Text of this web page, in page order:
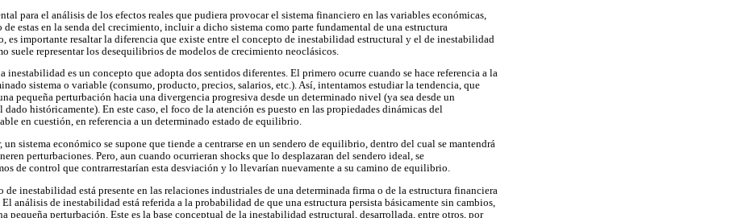
para el análisis de los efectos reales que pudiera provocar el sistema financiero en las variables económicas,
de estas en la senda del crecimiento, incluir a dicho sistema como parte fundamental de una estructura
es importante resaltar la diferencia que existe entre el concepto de inestabilidad estructural y el de inestabilidad
suele representar los desequilibrios de modelos de crecimiento neoclásicos.
inestabilidad es un concepto que adopta dos sentidos diferentes. El primero ocurre cuando se hace referencia a la
sistema o variable (consumo, producto, precios, salarios, etc.). Así, intentamos estudiar la tendencia, que
pequeña perturbación hacia una divergencia progresiva desde un determinado nivel (ya sea desde un
históricamente). En este caso, el foco de la atención es puesto en las propiedades dinámicas del
en cuestión, en referencia a un determinado estado de equilibrio.
sistema económico se supone que tiende a centrarse en un sendero de equilibrio, dentro del cual se mantendrá
perturbaciones. Pero, aun cuando ocurrieran shocks que lo desplazaran del sendero ideal, se
de control que contrarrestarían esta desviación y lo llevarían nuevamente a su camino de equilibrio.
de inestabilidad está presente en las relaciones industriales de una determinada firma o de la estructura financiera
análisis de inestabilidad está referida a la probabilidad de que una estructura persista básicamente sin cambios,
pequeña perturbación. Este es la base conceptual de la inestabilidad estructural, desarrollada, entre otros, por